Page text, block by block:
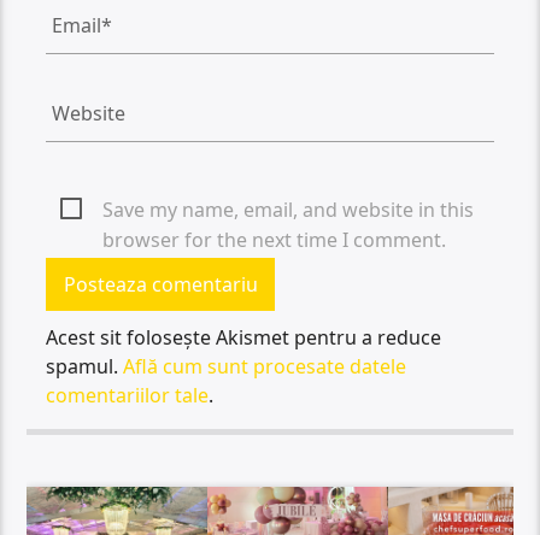
Save my name, email, and website in this
browser for the next time I comment.
Acest sit folosește Akismet pentru a reduce
spamul.Află cum sunt procesate datele
comentariilor tale.